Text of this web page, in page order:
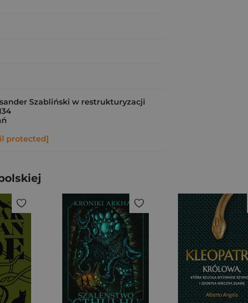
Szabliński w restrukturyzacji
protected]